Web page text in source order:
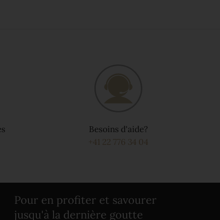
Besoins d'aide?
+41 22 776 34 04
Pour en profiter et savourer
jusqu'à la dernière goutte